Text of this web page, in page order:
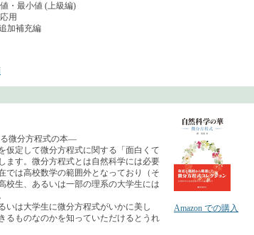
・最小値 (上級編)
用
加補充編
Amazon での購入
る微分方程式の本—
仮定して微分方程式に関する「面白くて
ます。微分方程式とは自然科学には必要
では高校数学の範囲外となっており（そ
校生、あるいは一部の理系の大学生には
いは大学生に微分方程式がいかに美し
るものなのかを知っていただけるとうれ